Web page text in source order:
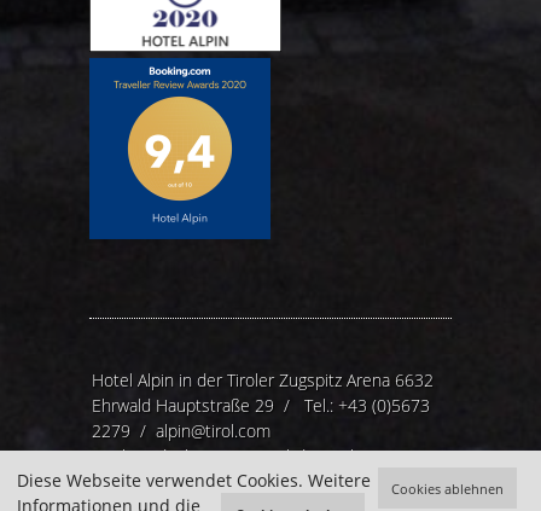
Hotel Alpin in der Tiroler Zugspitz Arena 6632
Ehrwald Hauptstraße 29 / Tel.: +43 (0)5673
2279 / alpin@tirol.com
Cookies deaktivieren/webdesign by
zangerle.net/Impressum /Datenschutz
Diese Webseite verwendet Cookies.
Cookies ablehnen
Weitere
Informationen und die